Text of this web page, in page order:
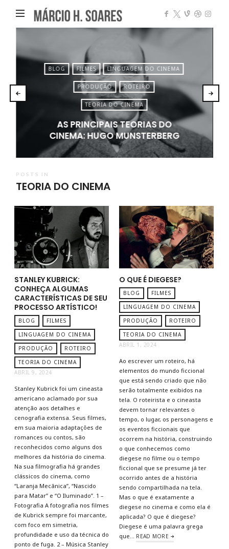
Márcio
Heleno
Soares
BLOG FILMES LINGUAGEM DO CINEMA
PRODUÇÃO ROTEIRO
TEORIA DO CINEMA
AS PRINCIPAIS TEORIAS DO
CINEMA: HUGO MUNSTERBERG
POSTS IN
TEORIA DO CINEMA
STANLEY KUBRICK:
CONHEÇA ALGUMAS
CARACTERÍSTICAS DE SEU
PROCESSO ARTÍSTICO!
BLOG
FILMES
LINGUAGEM DO CINEMA
PRODUÇÃO
ROTEIRO
TEORIA DO CINEMA
ABRIL 9, 2024
Stanley Kubrick foi um cineasta
americano aclamado por sua
atenção aos detalhes e
cenografia extensa. Seus filmes,
em sua maioria adaptações de
romances ou contos, são
reconhecidos como alguns dos
melhores da história do cinema.
Na sua filmografia há grandes
clássicos do cinema, como
“Laranja Mecânica”, “Nascido
para Matar” e “O Iluminado”. 1 –
Fotografia A fotografia nos filmes
de Kubrick sempre foi marcante,
com foco em simetria,
profundidade e uso da técnica do
ponto de fuga. 2 – Música Stanley
O QUE É DIEGESE?
BLOG
FILMES
LINGUAGEM DO CINEMA
PRODUÇÃO
ROTEIRO
TEORIA DO CINEMA
ABRIL 1, 2024
Ao escrever um roteiro, há
elementos do mundo ficcional
que está sendo criado que não
serão totalmente exibidos na
tela. O roteirista e o cineasta
devem tornar relevantes o
tempo, o lugar, os personagens e
os eventos ficcionais que
ocorrem na história, construindo
o que conhecemos como
diegese no filme ou o tempo
ficcional que se presume já ter
ocorrido antes de a história
sendo compartilhada na tela.
Mas o que é exatamente a
diegese no cinema e como ela é
aplicada? O que é diegese?
Diegese é uma palavra grega
que… READ MORE